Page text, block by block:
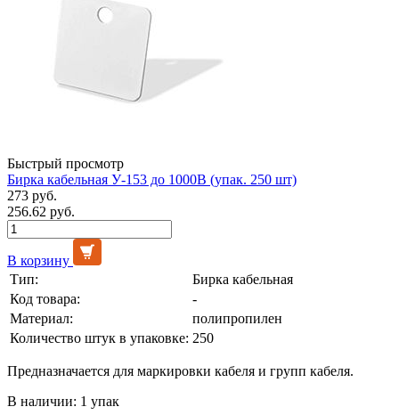
Быстрый просмотр
Бирка кабельная У-153 до 1000В (упак. 250 шт)
273 руб.
256.62 руб.
В корзину
Тип:
Бирка кабельная
Код товара:
-
Материал:
полипропилен
Количество штук в упаковке: 250
Предназначается для маркировки кабеля и групп кабеля.
В наличии: 1 упак